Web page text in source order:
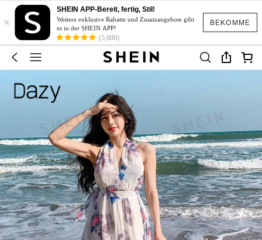
BEKOMME
×
SHEIN APP-Bereit, fertig, Stil!
Weitere exklusive Rabatte und Zusatzangebote gibt
es in der SHEIN APP!
(5,000)